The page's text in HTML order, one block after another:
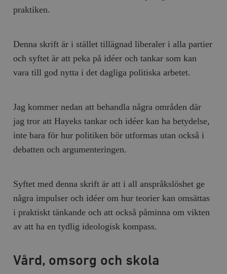
praktiken.
Denna skrift är i stället tillägnad liberaler i alla partier
och syftet är att peka på idéer och tankar som kan
vara till god nytta i det dagliga politiska arbetet.
Jag kommer nedan att behandla några områden där
jag tror att Hayeks tankar och idéer kan ha betydelse,
inte bara för hur politiken bör utformas utan också i
debatten och argumenteringen.
Syftet med denna skrift är att i all anspråkslöshet ge
några impulser och idéer om hur teorier kan omsättas
i praktiskt tänkande och att också påminna om vikten
av att ha en tydlig ideologisk kompass.
Vård, omsorg och skola